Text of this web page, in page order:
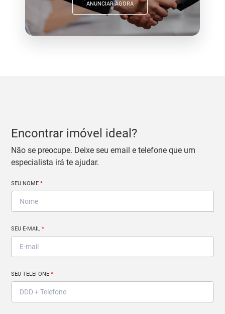
ANUNCIAR AGORA
Encontrar imóvel ideal?
Não se preocupe. Deixe seu email e telefone que um
especialista irá te ajudar.
SEU NOME*
SEU E-MAIL*
SEU TELEFONE*